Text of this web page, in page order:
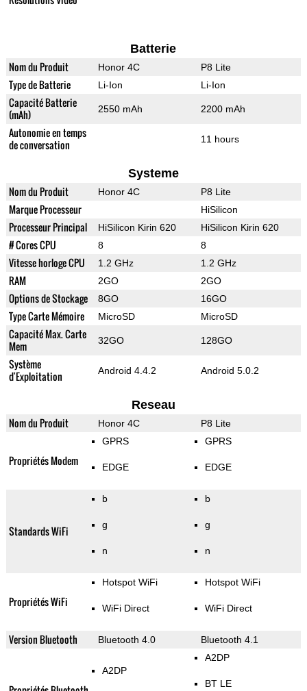
Batterie
Nom du Produit Honor 4C P8 Lite
Type de Batterie Li-Ion Li-Ion
Capacité Batterie
(mAh)
2550 mAh 2200 mAh
Autonomie en temps
de conversation
11 hours
Systeme
Nom du Produit Honor 4C P8 Lite
Marque Processeur HiSilicon
Processeur Principal HiSilicon Kirin 620 HiSilicon Kirin 620
# Cores CPU 8 8
Vitesse horloge CPU 1.2 GHz 1.2 GHz
RAM 2GO 2GO
Options de Stockage 8GO 16GO
Type Carte Mémoire MicroSD MicroSD
Capacité Max. Carte
Mem
32GO 128GO
Système
d'Exploitation
Android 4.4.2 Android 5.0.2
Reseau
Nom du Produit Honor 4C P8 Lite
Propriétés Modem
GPRS
EDGE
GPRS
EDGE
Standards WiFi
b
g
n
b
g
n
Propriétés WiFi
Hotspot WiFi
WiFi Direct
Hotspot WiFi
WiFi Direct
Version Bluetooth Bluetooth 4.0 Bluetooth 4.1
A2DP
A2DP
BT LE